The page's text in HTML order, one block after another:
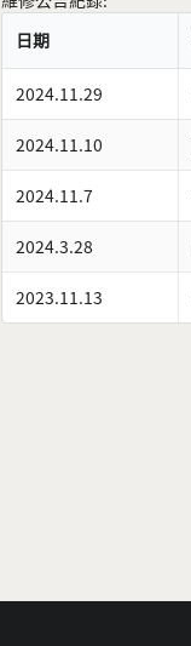
日期
2024.11.29
2024.11.10
2024.11.7
2024.3.28
2023.11.13